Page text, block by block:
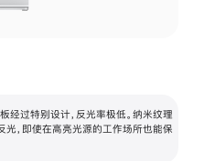
经过特别设计，反光率极低。纳米纹理
光，即使在高亮光源的工作场所也能保